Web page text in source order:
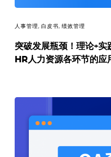
_
低
代
_
零
人事管理, 白皮书, 绩效管理
突破发展瓶颈！理论+
HR人力资源各环节的应